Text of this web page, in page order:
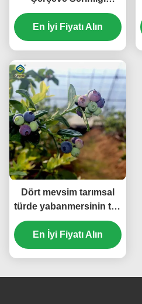
yabanmersini üretmek
için
En İyi Fiyatı Alın
Dört mevsim tarımsal
türde yabanmersinin tek
katmanlı ekimi için sera
En İyi Fiyatı Alın